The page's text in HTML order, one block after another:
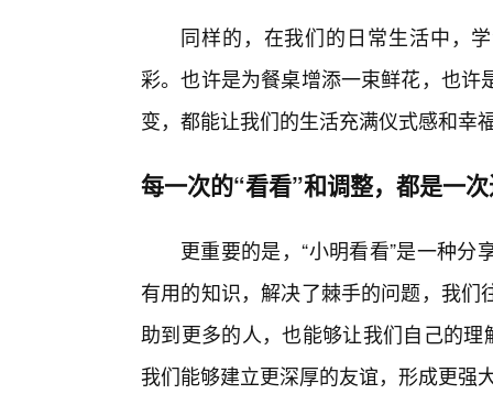
同样的，在我们的日常生活中，
彩。也许是为餐桌增添一束鲜花，也
变，都能让我们的生活充满仪式感和幸
每一次的“看看”和调整，都是一
更重要的是，“小明看看”是一种
有用的知识，解决了棘手的问题，我
助到更多的人，也能够让我们自己的
我们能够建立更深厚的友谊，形成更强